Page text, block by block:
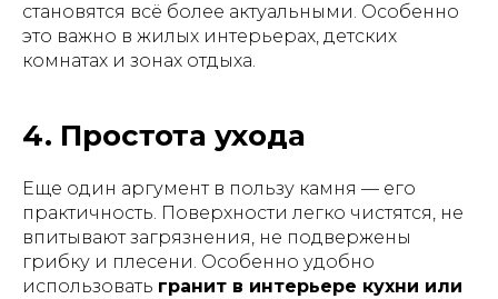
становятся всё более актуальными. Особенно
это важно в жилых интерьерах, детских
комнатах и зонах отдыха.
4. Простота ухода
Еще один аргумент в пользу камня — его
практичность. Поверхности легко чистятся, не
впитывают загрязнения, не подвержены
грибку и плесени. Особенно удобно
использовать гранит в интерьере кухни или